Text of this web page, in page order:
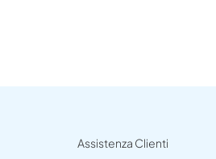
Assistenza Clienti